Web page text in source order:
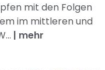
mit den Folgen
im mittleren und
| mehr